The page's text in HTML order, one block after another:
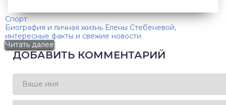
Спорт
Биография и личная жизнь Елены Стебеневой,
интересные факты и свежие новости
Читать далее
ДОБАВИТЬ КОММЕНТАРИЙ